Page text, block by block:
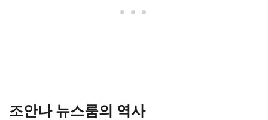
조안나 뉴스룸의 역사